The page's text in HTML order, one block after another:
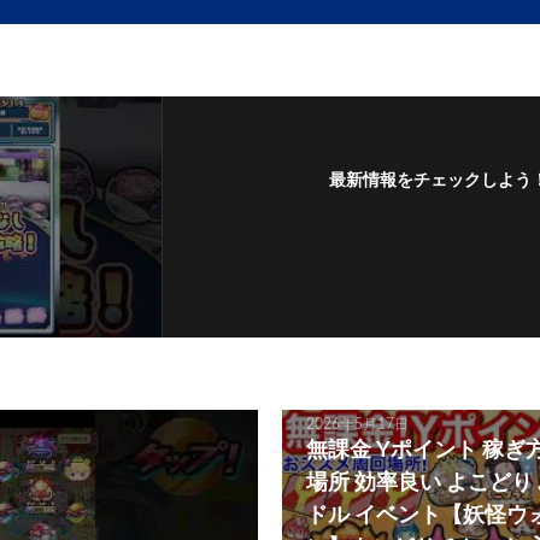
最新情報をチェックしよう
2026年5月17日
無課金 Yポイント 稼ぎ
場所 効率良い よこどり
ドル イベント【妖怪ウ